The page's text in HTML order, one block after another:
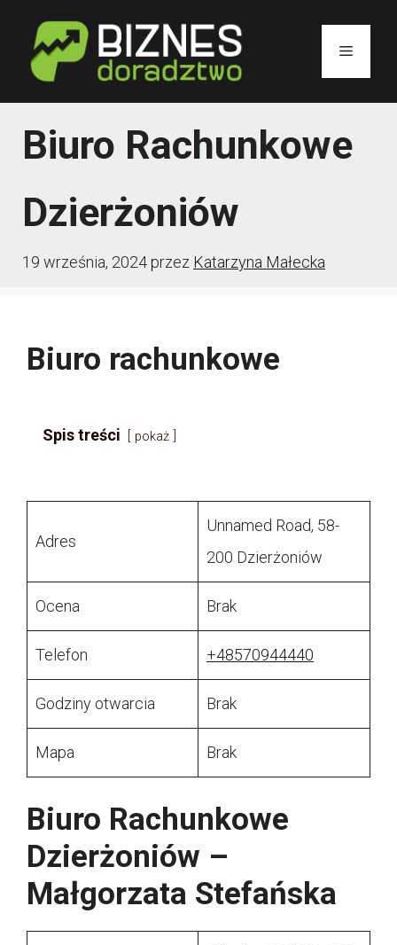
treści
Menu
Biuro Rachunkowe
Dzierżoniów
19 września, 2024przez Katarzyna Małecka
Biuro rachunkowe
Spis treści pokaż
Adres
Unnamed Road, 58-
200 Dzierżoniów
Ocena Brak
Telefon +48570944440
Godziny otwarcia Brak
Mapa Brak
Biuro Rachunkowe
Dzierżoniów –
Małgorzata Stefańska